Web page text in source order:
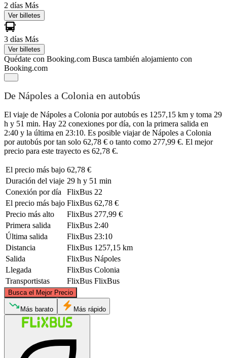
2 días Más
Ver billetes
3 días Más
Ver billetes
Quédate con Booking.com Busca también alojamiento con
Booking.com
De Nápoles a Colonia en autobús
El viaje de Nápoles a Colonia por autobús es 1257,15 km y toma 29
h y 51 min. Hay 22 conexiones por día, con la primera salida en
2:40 y la última en 23:10. Es posible viajar de Nápoles a Colonia
por autobús por tan solo 62,78 € o tanto como 277,99 €. El mejor
precio para este trayecto es 62,78 €.
El precio más bajo 62,78 €
Duración del viaje 29 h y 51 min
Conexión por día
FlixBus 22
El precio más bajo FlixBus 62,78 €
Precio más alto
FlixBus 277,99 €
Primera salida
FlixBus 2:40
Última salida
FlixBus 23:10
Distancia
FlixBus 1257,15 km
Salida
FlixBus Nápoles
Llegada
FlixBus Colonia
Transportistas
FlixBus FlixBus
Busca el Mejor Precio
Cologne
©
Más barato Más rápido